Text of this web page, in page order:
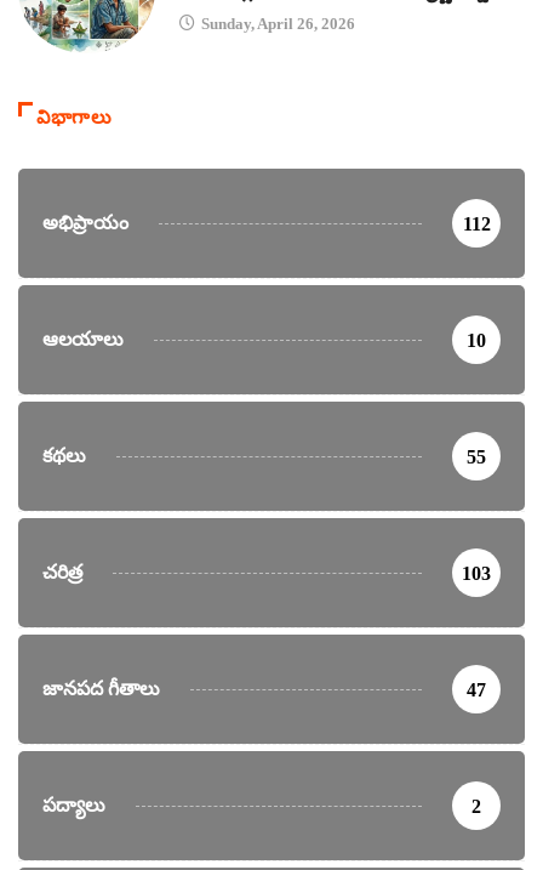
Sunday, April 26, 2026
విభాగాలు
అభిప్రాయం 112
ఆలయాలు 10
కథలు 55
చరిత్ర 103
జానపద గీతాలు 47
పద్యాలు 2